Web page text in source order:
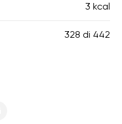
3 kcal
328 di 442